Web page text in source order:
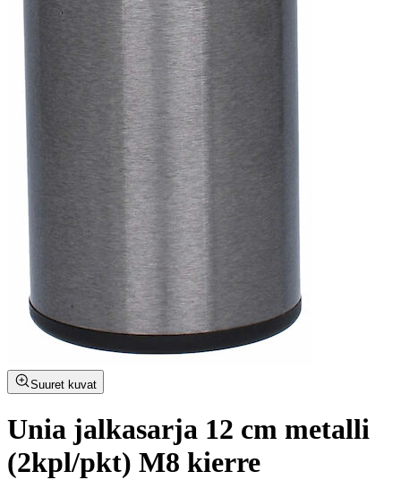
Suuret kuvat
Unia jalkasarja 12 cm metalli
(2kpl/pkt) M8 kierre